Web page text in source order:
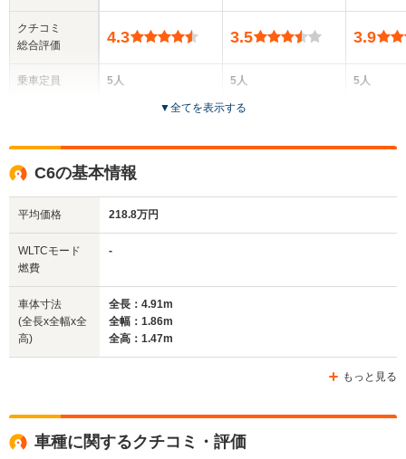
クチコミ
総合評価
乗車定員
サイズ
(全長x全幅x全高)
WLTCモード
4.3
5人
3.5
5人
5ドア
3.9
5人
▼全てを表示する
C6の基本情報
平均価格 218.8万円
WLTCモード
燃費
-
車体寸法
(全長x全幅x全
高)
全長：4.91m
全幅：1.86m
全高：1.47m
もっと見る
車種に関するクチコミ・評価